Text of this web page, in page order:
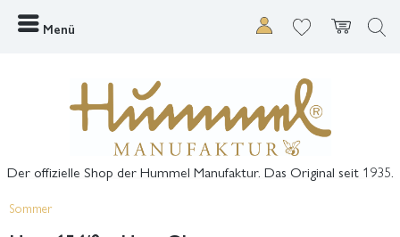
Menü
Der offizielle Shop der Hummel Manufaktur. Das Original seit 1935.
Sommer